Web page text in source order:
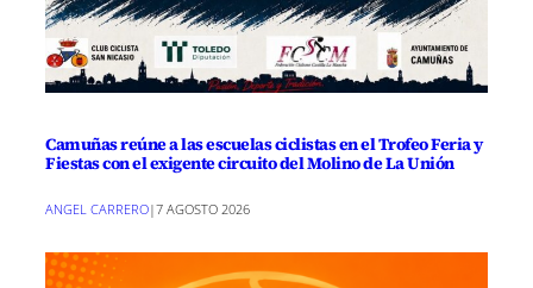
Camuñas reúne a las escuelas ciclistas en el Trofeo Feria y
Fiestas con el exigente circuito del Molino de La Unión
ANGEL CARRERO|7 AGOSTO 2026